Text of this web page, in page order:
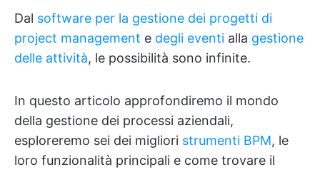
Dal software per la gestione dei progetti di
project management e degli eventi alla gestione
delle attività, le possibilità sono infinite.
In questo articolo approfondiremo il mondo
della gestione dei processi aziendali,
esploreremo sei dei migliori strumenti BPM, le
loro funzionalità principali e come trovare il